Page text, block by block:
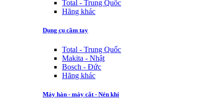
Total - Trung Quốc
Hãng khác
Dụng cụ cầm tay
Total - Trung Quốc
Makita - Nhật
Bosch - Đức
Hãng khác
Máy hàn - máy cắt - Nén khí